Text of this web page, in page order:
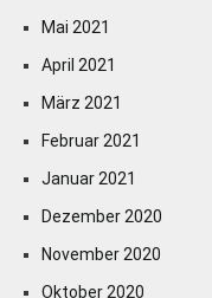
Mai 2021
April 2021
März 2021
Februar 2021
Januar 2021
Dezember 2020
November 2020
Oktober 2020